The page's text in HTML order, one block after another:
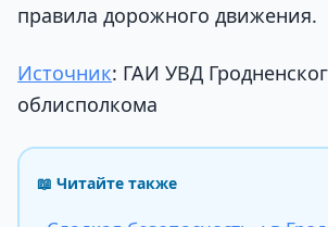
правила дорожного движения.
Источник: ГАИ УВД
облисполкома
📖 Читайте также